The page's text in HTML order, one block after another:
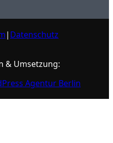
| Datenschutz
& Umsetzung:
Agentur Berlin